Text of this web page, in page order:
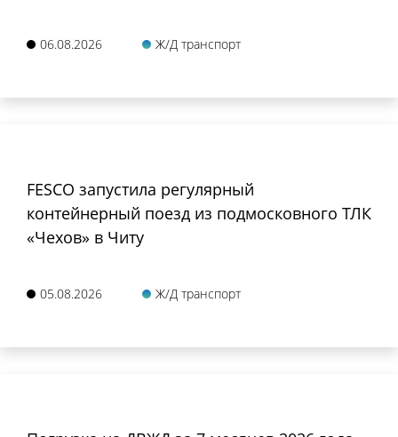
06.08.2026 Ж/Д транспорт
FESCO запустила регулярный
контейнерный поезд из подмосковного ТЛК
«Чехов» в Читу
05.08.2026 Ж/Д транспорт